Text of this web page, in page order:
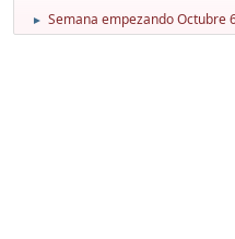
► Semana empezando Octubre